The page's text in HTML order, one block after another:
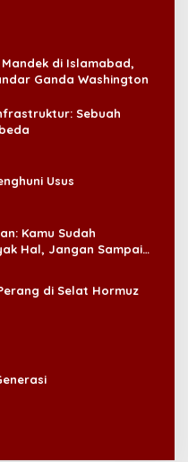
di Islamabad,
Ganda Washington
Sebuah
Usus
Kamu Sudah
Hal, Jangan Sampai
di Selat Hormuz